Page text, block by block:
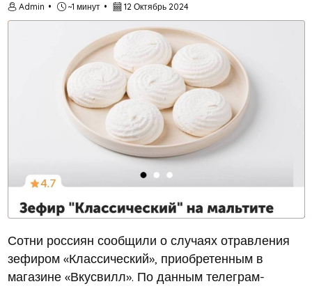
Admin ~1 минут 12 Октябрь 2024
Сотни россиян сообщили о случаях отравления
зефиром «Классический», приобретенным в
магазине «Вкусвилл». По данным телеграм-